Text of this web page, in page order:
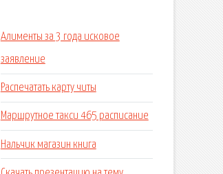
Алименты за 3 года исковое
заявление
Распечатать карту читы
Маршрутное такси 465 расписание
Нальчик магазин книга